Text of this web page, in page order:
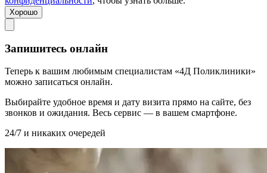
Хорошо
Запишитесь онлайн
Теперь к вашим любимым специалистам «4Д Поликлиники»
можно записаться онлайн.
Выбирайте удобное время и дату визита прямо на сайте, без
звонков и ожидания. Весь сервис — в вашем смартфоне.
24/7 и никаких очередей